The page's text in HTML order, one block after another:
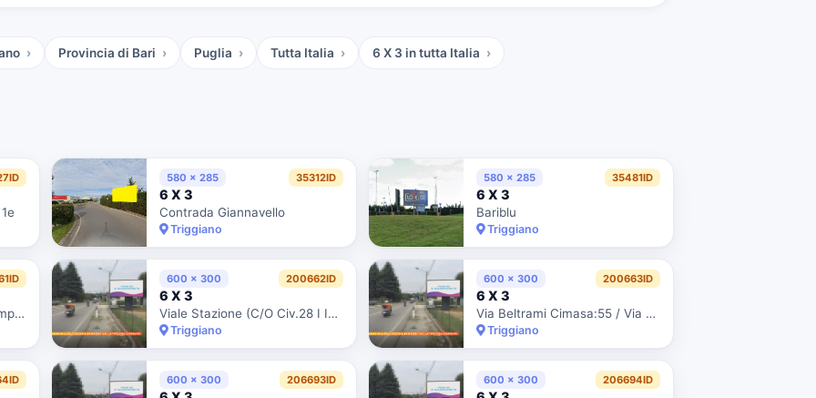
Provincia di Bari Puglia Tutta Italia 6 X 3 in tutta Italia
580 x 285 35312ID
6 X 3
Contrada Giannavello
Triggiano
580 x 285 35481ID
6 X 3
Bariblu
Triggiano
Viale Stazione (Civ.28 - Ii Impianto)
600 x 300 200662ID
6 X 3
Viale Stazione (C/O Civ.28 I Impianto)
Triggiano
600 x 300 200663ID
6 X 3
Via Beltrami Cimasa:55 / Via San Giorgio / Dir. Uscita Citta'
Triggiano
600 x 300 206693ID 600 x 300 206694ID